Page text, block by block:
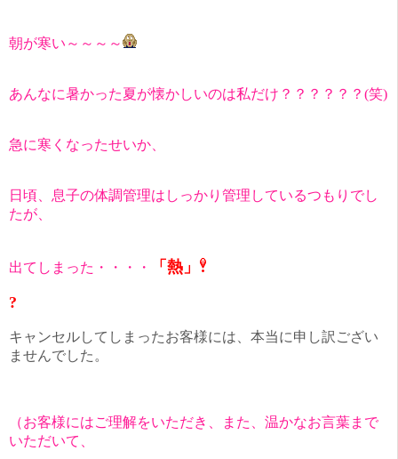
朝が寒い～～～～
あんなに暑かった夏が懐かしいのは私だけ？？？？？？(笑)
急に寒くなったせいか、
日頃、息子の体調管理はしっかり管理しているつもりでし
たが、
出てしまった・・・・
「熱」
?
キャンセルしてしまったお客様には、本当に申し訳ござい
ませんでした。
（お客様にはご理解をいただき、また、温かなお言葉まで
いただいて、